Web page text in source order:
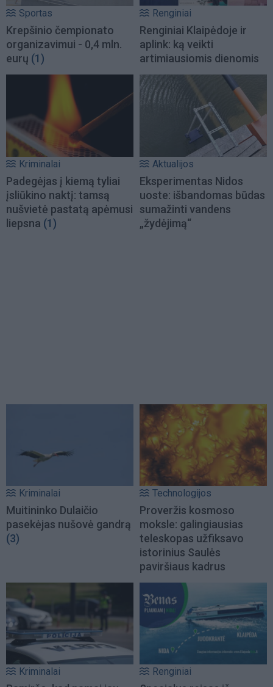
Sportas
Krepšinio čempionato
organizavimui - 0,4 mln.
eurų (1)
Renginiai
Renginiai Klaipėdoje ir
aplink: ką veikti
artimiausiomis dienomis
Kriminalai
Padegėjas į kiemą tyliai
įsliūkino naktį: tamsą
nušvietė pastatą apėmusi
liepsna (1)
Aktualijos
Eksperimentas Nidos
uoste: išbandomas būdas
sumažinti vandens
„žydėjimą“
Kriminalai
Muitininko Dulaičio
pasekėjas nušovė gandrą
(3)
Technologijos
Proveržis kosmoso
moksle: galingiausias
teleskopas užfiksavo
istorinius Saulės
paviršiaus kadrus
Kriminalai Renginiai